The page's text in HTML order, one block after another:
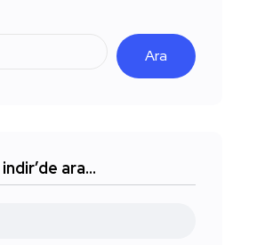
Ara
indir’de ara…